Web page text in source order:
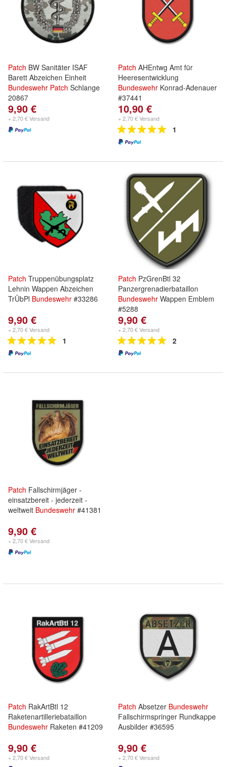
Patch BW Sanitäter ISAF
Barett Abzeichen Einheit
Bundeswehr Patch Schlange
20867
9,90 €
+ 2,70 € Versand
Patch AHEntwg Amt für
Heeresentwicklung
Bundeswehr Konrad-Adenauer
#37441
10,90 €
+ 2,70 € Versand
1
Patch Truppenübungsplatz
Lehnin Wappen Abzeichen
TrÜbPl Bundeswehr #33286
9,90 €
+ 2,70 € Versand
1
Patch PzGrenBtl 32
Panzergrenadierbataillon
Bundeswehr Wappen Emblem
#5288
9,90 €
+ 2,70 € Versand
2
Patch Fallschirmjäger -
einsatzbereit - jederzeit -
weltweit Bundeswehr #41381
9,90 €
+ 2,70 € Versand
Patch RakArtBtl 12
Raketenartilleriebataillon
Bundeswehr Raketen #41209
9,90 €
+ 2,70 € Versand
Patch Absetzer Bundeswehr
Fallschirmspringer Rundkappe
Ausbilder #36595
9,90 €
+ 2,70 € Versand